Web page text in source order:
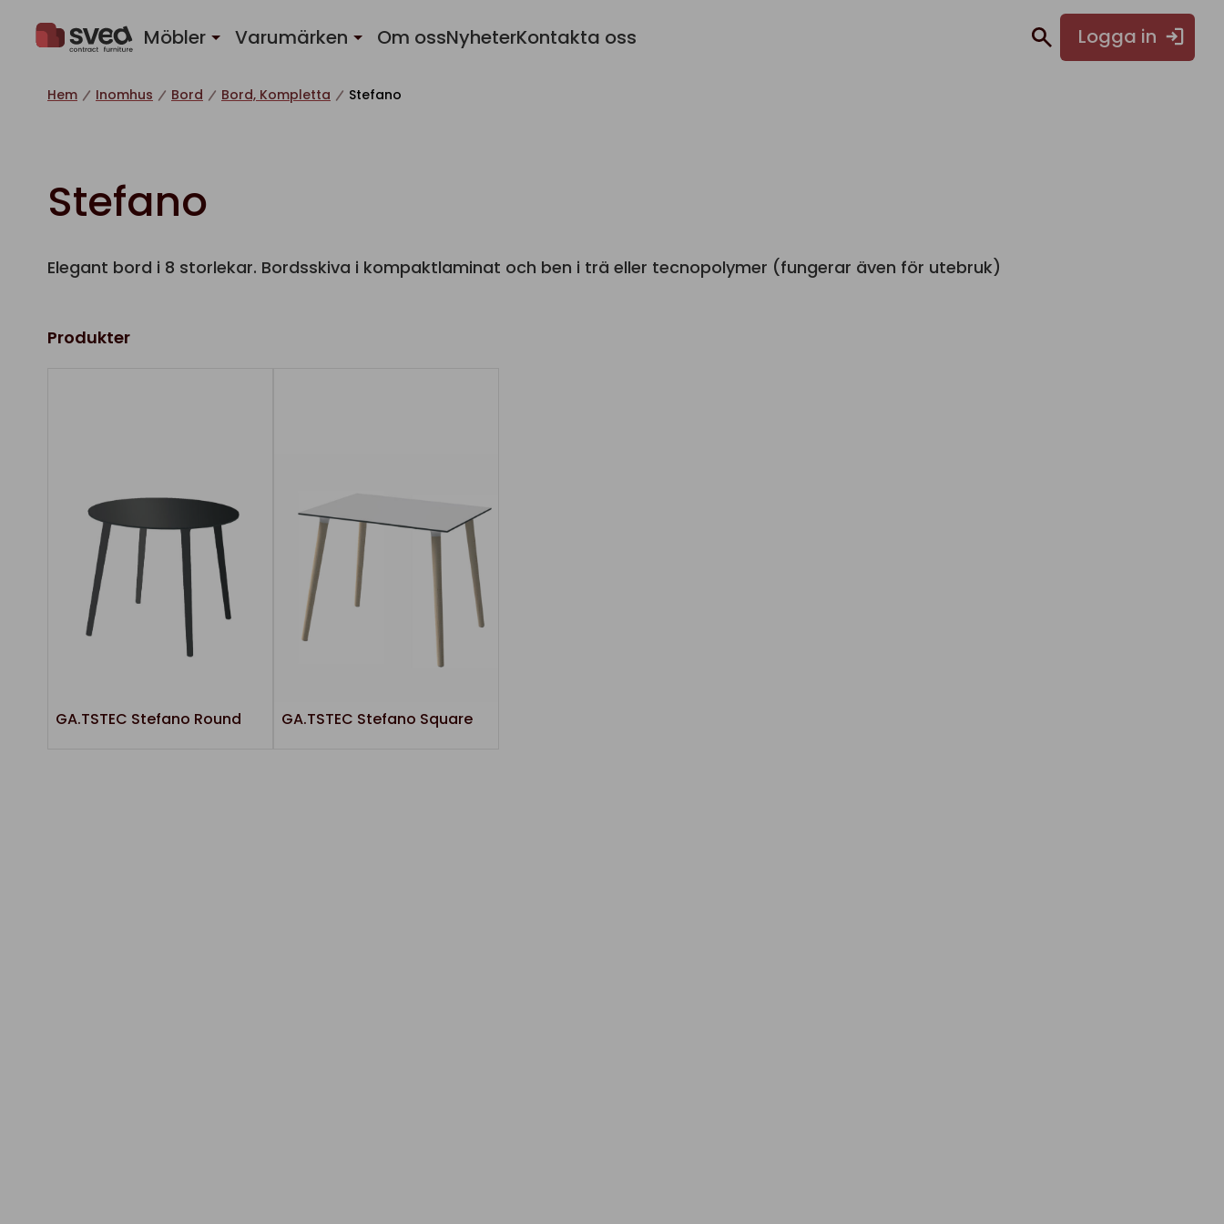
Möbler Varumärken Om ossNyheterKontakta oss Logga in
Hem Inomhus Bord Bord, Kompletta Stefano
Stefano
Elegant bord i 8 storlekar. Bordsskiva i kompaktlaminat och ben i trä eller tecnopolymer (fungerar även för utebruk)
Produkter
GA.TSTEC Stefano Round GA.TSTEC Stefano Square